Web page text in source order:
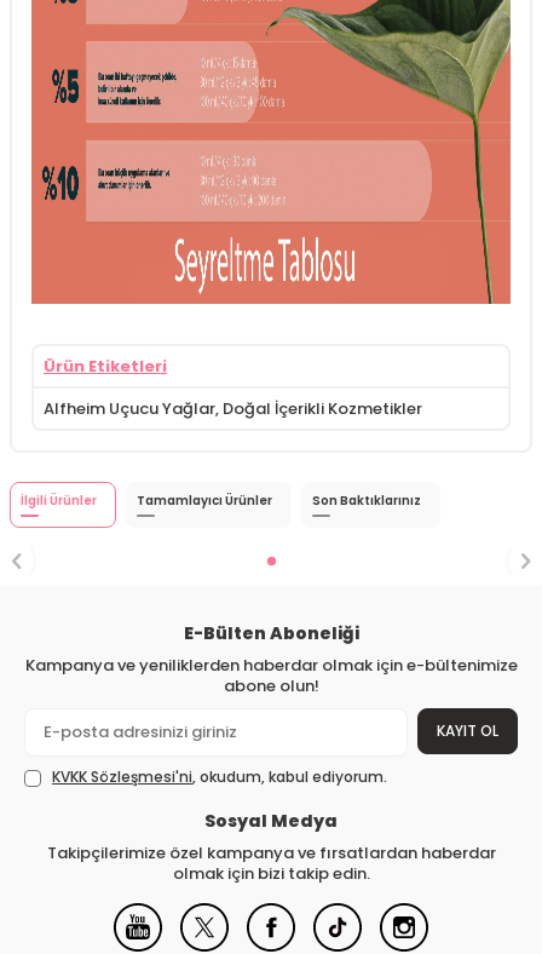
Ürün Etiketleri
Alfheim Uçucu Yağlar, Doğal İçerikli Kozmetikler
İlgili Ürünler Tamamlayıcı Ürünler Son Baktıklarınız
E-Bülten Aboneliği
Kampanya ve yeniliklerden haberdar olmak için e-bültenimize
abone olun!
KAYIT OL
KVKK Sözleşmesi'ni, okudum, kabul ediyorum.
Sosyal Medya
Takipçilerimize özel kampanya ve fırsatlardan haberdar
olmak için bizi takip edin.